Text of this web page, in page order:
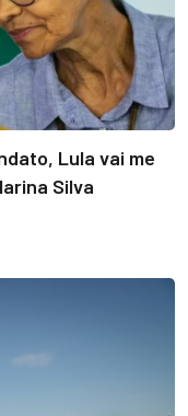
Lula vai me
Silva